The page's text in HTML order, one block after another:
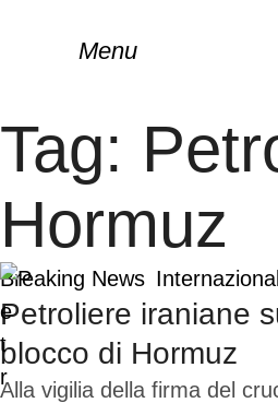
Menu
Tag:
Hormuz
Breaking News
Petroliere iraniane
blocco di Hormuz
Alla vigilia della firma del